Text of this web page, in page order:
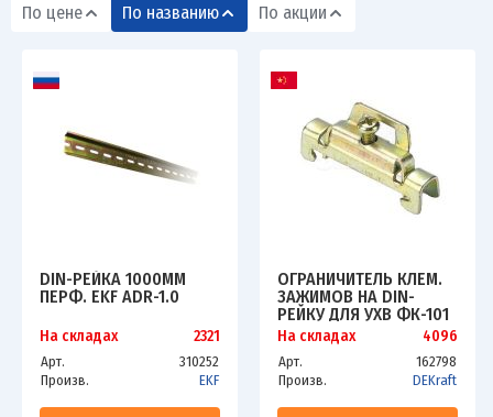
По цене По названию По акции
DIN-РЕЙКА 1000ММ
ПЕРФ. EKF ADR-1.0
На складах 2321
Арт.
310252
Произв.
EKF
ОГРАНИЧИТЕЛЬ КЛЕМ.
ЗАЖИМОВ НА DIN-
РЕЙКУ ДЛЯ УХВ ФК-101
DEKRAFT 32055DEK
На складах 4096
Арт.
162798
Произв.
DEKraft